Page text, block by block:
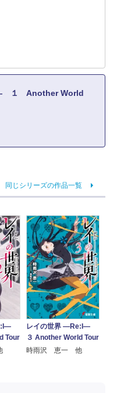
１ Another World
同じシリーズの作品一覧
Tour
レイの世界 ―Re:I―
３ Another World Tour
時雨沢 恵一 他